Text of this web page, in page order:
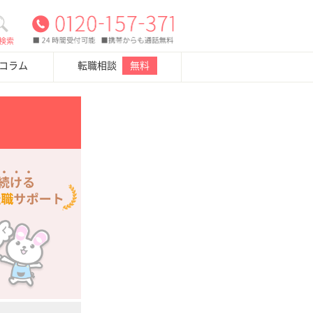
索
ラム 転職相談 無料